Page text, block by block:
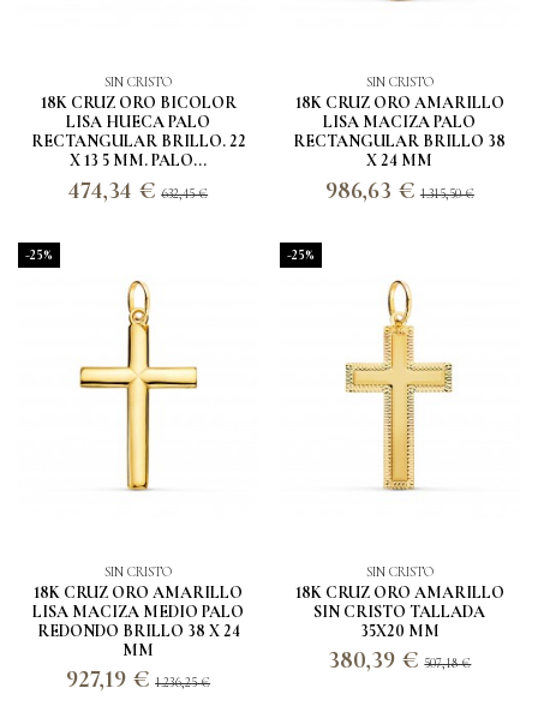
SIN CRISTO
18K CRUZ ORO BICOLOR
LISA HUECA PALO
RECTANGULAR BRILLO. 22
X 13 5 MM. PALO...
474,34 €632,45 €
SIN CRISTO
18K CRUZ ORO AMARILLO
LISA MACIZA PALO
RECTANGULAR BRILLO 38
X 24 MM
986,63 €1.315,50 €
-25%
SIN CRISTO
18K CRUZ ORO AMARILLO
LISA MACIZA MEDIO PALO
REDONDO BRILLO 38 X 24
MM
927,19 €1.236,25 €
-25%
SIN CRISTO
18K CRUZ ORO AMARILLO
SIN CRISTO TALLADA
35X20 MM
380,39 €507,18 €